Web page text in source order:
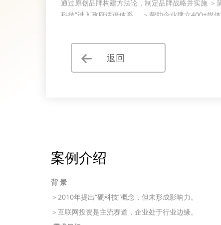
通过原创品牌构建方法论，制定品牌战略并实施 ＞
科技”进入政府话语体系。 ＞帮助企业建立400+媒
返回
案例介绍
背 景
＞2010年提出“硬科技”概念，但未形成影响力。
＞互联网投资是主流赛道，企业处于行业边缘。